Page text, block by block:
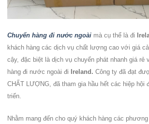
Chuyển hàng đi nước ngoài mà cụ thể là đi
khách hàng các dịch vụ chất lượng cao với giá
cậy, đặc biệt là dịch vụ chuyển phát nhanh giá rẻ
hàng đi nước ngoài đi
Ireland . Công ty đã đạt
CHẤT LƯỢNG, đã tham gia hầu hết các hiệp hội
triển.
Nhằm mang đến cho quý khách hàng các